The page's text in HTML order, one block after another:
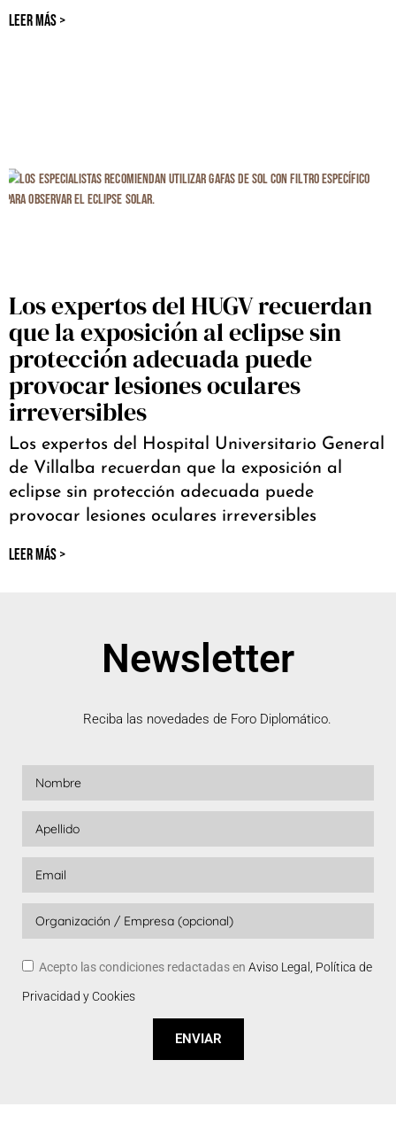
LEER MÁS >
Los expertos del HUGV recuerdan
que la exposición al eclipse sin
protección adecuada puede
provocar lesiones oculares
irreversibles
Los expertos del Hospital Universitario General
de Villalba recuerdan que la exposición al
eclipse sin protección adecuada puede
provocar lesiones oculares irreversibles
LEER MÁS >
Newsletter
Reciba las novedades de Foro Diplomático.
Acepto las condiciones redactadas en Aviso Legal, Política de
Privacidad y Cookies
ENVIAR